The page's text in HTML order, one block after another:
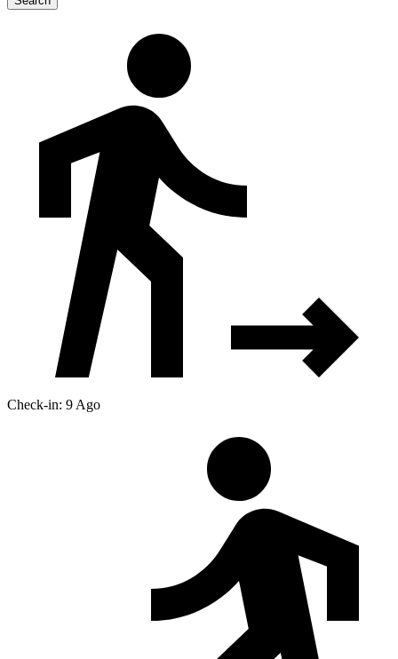
Check-in: 9 Ago